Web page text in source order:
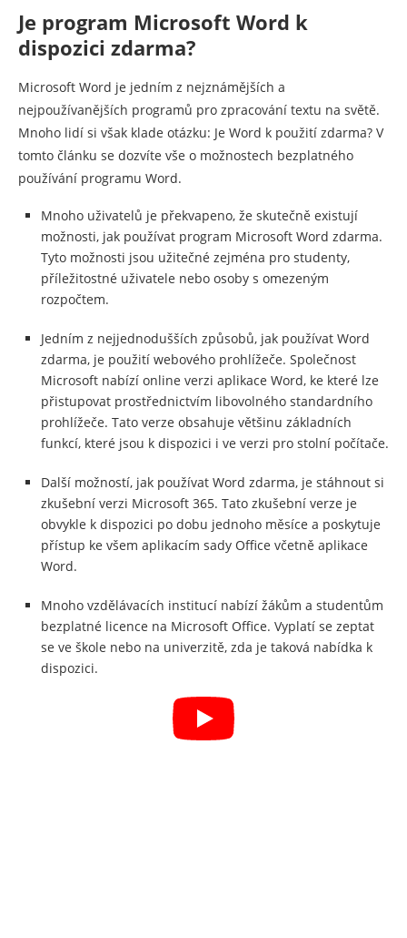
Je program Microsoft Word k
dispozici zdarma?
Microsoft Word je jedním z nejznámějších a
nejpoužívanějších programů pro zpracování textu na světě.
Mnoho lidí si však klade otázku: Je Word k použití zdarma? V
tomto článku se dozvíte vše o možnostech bezplatného
používání programu Word.
Mnoho uživatelů je překvapeno, že skutečně existují
možnosti, jak používat program Microsoft Word zdarma.
Tyto možnosti jsou užitečné zejména pro studenty,
příležitostné uživatele nebo osoby s omezeným
rozpočtem.
Jedním z nejjednodušších způsobů, jak používat Word
zdarma, je použití webového prohlížeče. Společnost
Microsoft nabízí online verzi aplikace Word, ke které lze
přistupovat prostřednictvím libovolného standardního
prohlížeče. Tato verze obsahuje většinu základních
funkcí, které jsou k dispozici i ve verzi pro stolní počítače.
Další možností, jak používat Word zdarma, je stáhnout si
zkušební verzi Microsoft 365. Tato zkušební verze je
obvykle k dispozici po dobu jednoho měsíce a poskytuje
přístup ke všem aplikacím sady Office včetně aplikace
Word.
Mnoho vzdělávacích institucí nabízí žákům a studentům
bezplatné licence na Microsoft Office. Vyplatí se zeptat
se ve škole nebo na univerzitě, zda je taková nabídka k
dispozici.